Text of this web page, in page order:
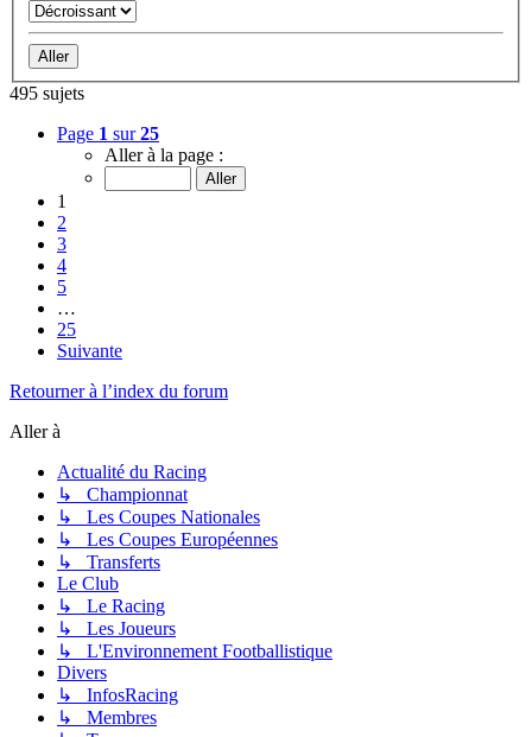
495 sujets
Page 1 sur25
Aller à la page :
1
2
3
4
5
…
25
Suivante
Retourner à l’index du forum
Aller à
Actualité du Racing
↳ Championnat
↳ Les Coupes Nationales
↳ Les Coupes Européennes
↳ Transferts
Le Club
↳ Le Racing
↳ Les Joueurs
↳ L'Environnement Footballistique
Divers
↳ InfosRacing
↳ Membres